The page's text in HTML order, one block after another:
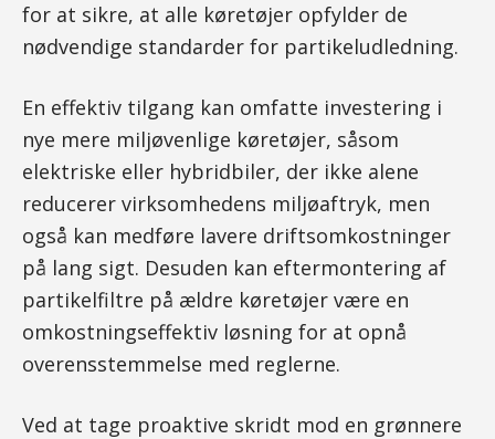
for at sikre, at alle køretøjer opfylder de
nødvendige standarder for partikeludledning.
En effektiv tilgang kan omfatte investering i
nye mere miljøvenlige køretøjer, såsom
elektriske eller hybridbiler, der ikke alene
reducerer virksomhedens miljøaftryk, men
også kan medføre lavere driftsomkostninger
på lang sigt. Desuden kan eftermontering af
partikelfiltre på ældre køretøjer være en
omkostningseffektiv løsning for at opnå
overensstemmelse med reglerne.
Ved at tage proaktive skridt mod en grønnere